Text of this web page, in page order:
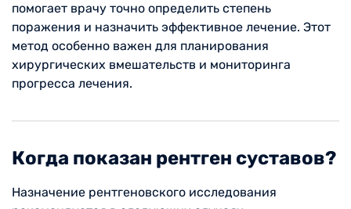
помогает врачу точно определить степень
поражения и назначить эффективное лечение. Этот
метод особенно важен для планирования
хирургических вмешательств и мониторинга
прогресса лечения.
Когда показан рентген суставов?
Назначение рентгеновского исследования